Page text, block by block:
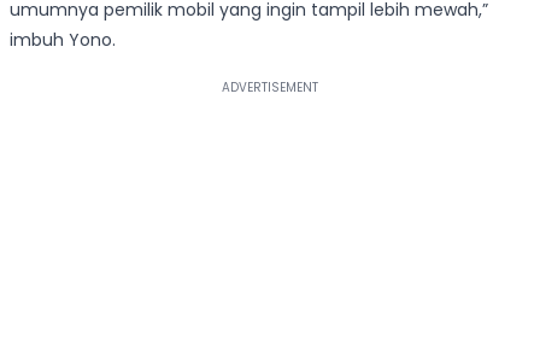
umumnya pemilik mobil yang ingin tampil lebih mewah,”
imbuh Yono.